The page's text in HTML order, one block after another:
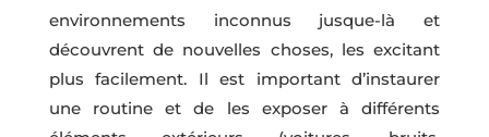
environnements inconnus jusque-là et
découvrent de nouvelles choses, les excitant
plus facilement. Il est important d’instaurer
une routine et de les exposer à différents